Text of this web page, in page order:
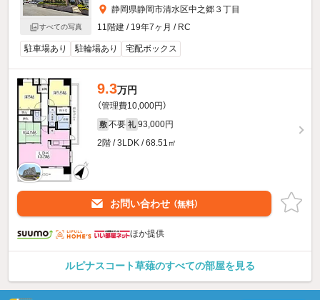
すべての写真
静岡県静岡市清水区中之郷３丁目
11階建 / 19年7ヶ月 / RC
駐車場あり 駐輪場あり 宅配ボックス
9.3万円
（管理費10,000円）
敷 不要 礼 93,000円
2階 / 3LDK / 68.51㎡
お問い合わせ （無料）
ほか提供
ルピナスコート草薙のすべての部屋を見る